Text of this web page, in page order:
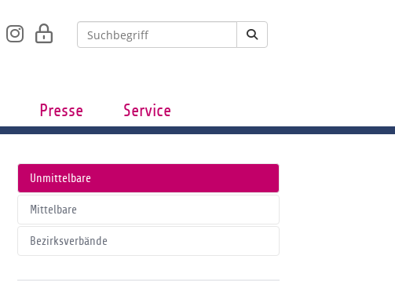
Presse Service
Unmittelbare
Mittelbare
Bezirksverbände